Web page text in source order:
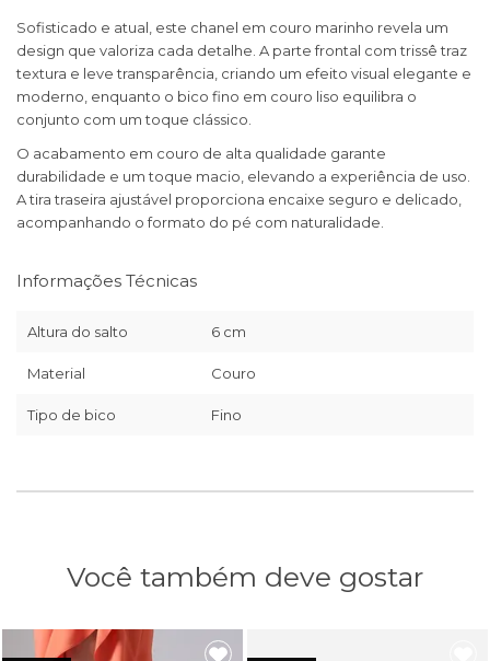
Sofisticado e atual, este chanel em couro marinho revela um
design que valoriza cada detalhe. A parte frontal com trissê traz
textura e leve transparência, criando um efeito visual elegante e
moderno, enquanto o bico fino em couro liso equilibra o
conjunto com um toque clássico.
O acabamento em couro de alta qualidade garante
durabilidade e um toque macio, elevando a experiência de uso.
A tira traseira ajustável proporciona encaixe seguro e delicado,
acompanhando o formato do pé com naturalidade.
Informações Técnicas
Altura do salto 6 cm
Material Couro
Tipo de bico Fino
Você também deve gostar